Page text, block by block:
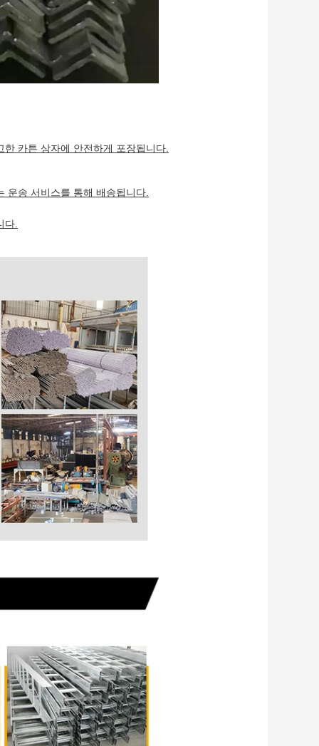
카튼 상자에 안전하게 포장됩니다.
운송 서비스를 통해 배송됩니다.
다.